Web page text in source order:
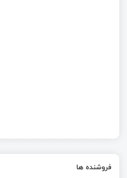
فروشنده ها